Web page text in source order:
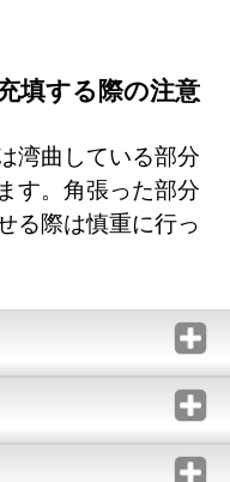
填する際の注意
湾曲している部分
す。角張った部分
る際は慎重に行っ